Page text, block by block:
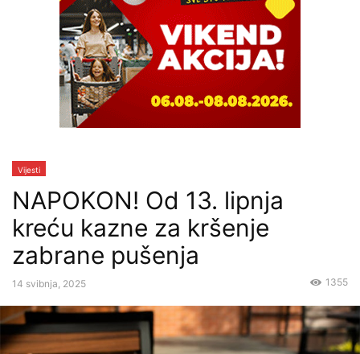
Vijesti
NAPOKON! Od 13. lipnja
kreću kazne za kršenje
zabrane pušenja
14 svibnja, 2025 1355